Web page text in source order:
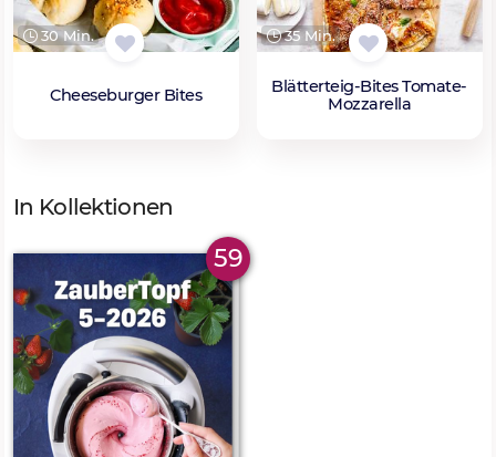
30 Min.
Cheeseburger Bites
35 Min.
Blätterteig-Bites Tomate-
Mozzarella
In Kollektionen
59